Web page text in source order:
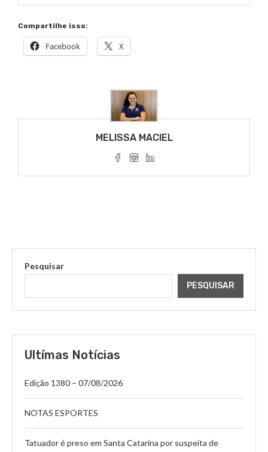
Compartilhe isso:
Facebook X
MELISSA MACIEL
Pesquisar
PESQUISAR
Ultímas Notícias
Edição 1380 – 07/08/2026
NOTAS ESPORTES
Tatuador é preso em Santa Catarina por suspeita de